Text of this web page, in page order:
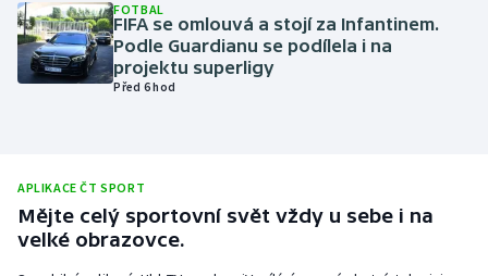
Plavání
Plážový volejbal
Rychlobruslení
Rychlostní kanoistika
FOTBAL
FIFA se omlouvá a stojí za Infantinem.
Podle Guardianu se podílela i na
projektu superligy
Před 6 hod
APLIKACE ČT SPORT
Mějte celý sportovní svět vždy u sebe i na
velké obrazovce.